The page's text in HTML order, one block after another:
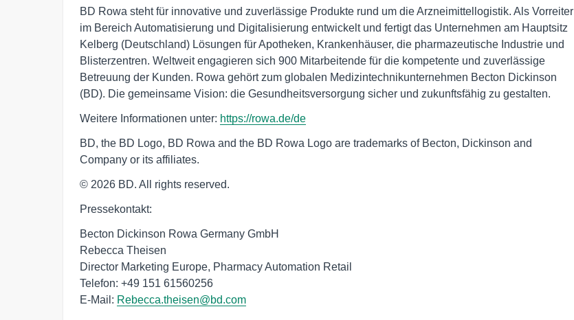
BD Rowa steht für innovative und zuverlässige Produkte rund um die Arzneimittellogistik. Als Vorreiter
im Bereich Automatisierung und Digitalisierung entwickelt und fertigt das Unternehmen am Hauptsitz
Kelberg (Deutschland) Lösungen für Apotheken, Krankenhäuser, die pharmazeutische Industrie und
Blisterzentren. Weltweit engagieren sich 900 Mitarbeitende für die kompetente und zuverlässige
Betreuung der Kunden. Rowa gehört zum globalen Medizintechnikunternehmen Becton Dickinson
(BD). Die gemeinsame Vision: die Gesundheitsversorgung sicher und zukunftsfähig zu gestalten.
Weitere Informationen unter: https://rowa.de/de
BD, the BD Logo, BD Rowa and the BD Rowa Logo are trademarks of Becton, Dickinson and
Company or its affiliates.
© 2026 BD. All rights reserved.
Pressekontakt:
Becton Dickinson Rowa Germany GmbH
Rebecca Theisen
Director Marketing Europe, Pharmacy Automation Retail
Telefon: +49 151 61560256
E-Mail: Rebecca.theisen@bd.com